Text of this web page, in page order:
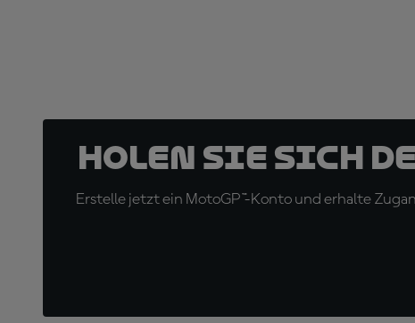
Holen Sie sich
Erstelle jetzt ein MotoGP™-Konto und erhalte